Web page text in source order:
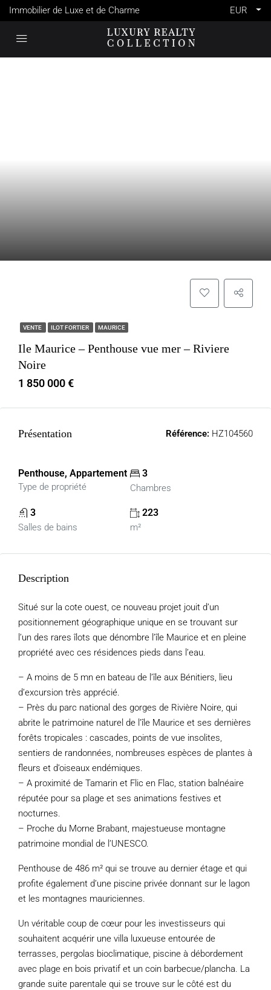
Immobilier de Luxe et de Charme EUR
VENTE ILOT FORTIER MAURICE
Ile Maurice – Penthouse vue mer – Riviere
Noire
1 850 000 €
Présentation Référence: HZ104560
Penthouse, Appartement
Type de propriété
3
Chambres
3
Salles de bains
223
m²
Description
Situé sur la cote ouest, ce nouveau projet jouit d’un
positionnement géographique unique en se trouvant sur
l’un des rares îlots que dénombre l’île Maurice et en pleine
propriété avec ces résidences pieds dans l’eau.
– A moins de 5 mn en bateau de l’île aux Bénitiers, lieu
d’excursion très apprécié.
– Près du parc national des gorges de Rivière Noire, qui
abrite le patrimoine naturel de l’île Maurice et ses dernières
forêts tropicales : cascades, points de vue insolites,
sentiers de randonnées, nombreuses espèces de plantes à
fleurs et d’oiseaux endémiques.
– A proximité de Tamarin et Flic en Flac, station balnéaire
réputée pour sa plage et ses animations festives et
nocturnes.
– Proche du Morne Brabant, majestueuse montagne
patrimoine mondial de l’UNESCO.
Penthouse de 486 m² qui se trouve au dernier étage et qui
profite également d’une piscine privée donnant sur le lagon
et les montagnes mauriciennes.
Un véritable coup de cœur pour les investisseurs qui
souhaitent acquérir une villa luxueuse entourée de
terrasses, pergolas bioclimatique, piscine à débordement
avec plage en bois privatif et un coin barbecue/plancha. La
grande suite parentale qui se trouve sur le côté est du